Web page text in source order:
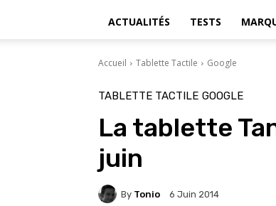
ACTUALITÉS TESTS
Accueil Tablette Tactile Google
TABLETTE TACTILE GOOGLE
La tablette
juin
By Tonio 6 Juin 2014